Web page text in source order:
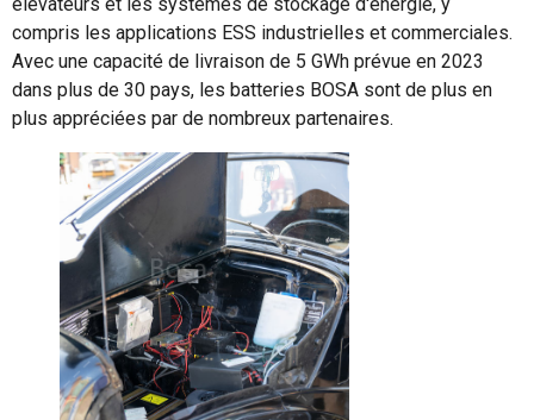
élévateurs et les systèmes de stockage d'énergie, y
compris les applications ESS industrielles et commerciales.
Avec une capacité de livraison de 5 GWh prévue en 2023
dans plus de 30 pays, les batteries BOSA sont de plus en
plus appréciées par de nombreux partenaires.